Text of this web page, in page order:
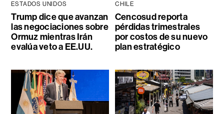
ESTADOS UNIDOS
Trump dice que avanzan
las negociaciones sobre
Ormuz mientras Irán
evalúa veto a EE.UU.
CHILE
Cencosud reporta
pérdidas trimestrales
por costos de su nuevo
plan estratégico